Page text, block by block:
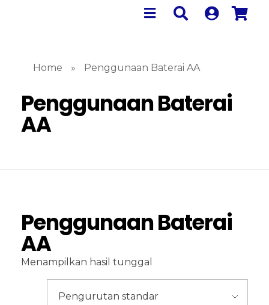
Home » Penggunaan Baterai AA
Penggunaan Baterai
AA
Penggunaan Baterai
AA
Menampilkan hasil tunggal